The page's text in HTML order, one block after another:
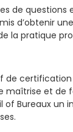
de questions
d’obtenir
la pratique
de
maîtrise et de
of Bureaux un